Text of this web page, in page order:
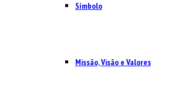
Símbolo
Missão, Visão e Valores